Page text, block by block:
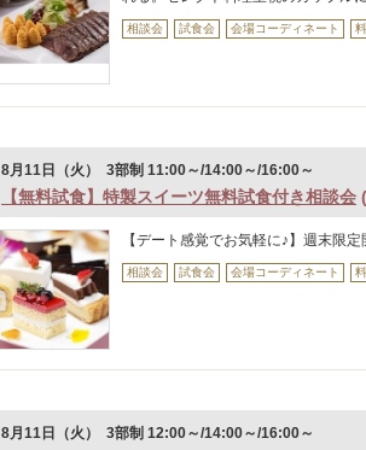
相談会 試食会 会場コーディネート
8月11日（火） 3部制 11:00～/14:00～/16:00～
【無料試食】特製スイーツ無料試食付き相談会 (
【デート感覚でお気軽に♪】週末限
相談会 試食会 会場コーディネート
8月11日（火） 3部制 12:00～/14:00～/16:00～